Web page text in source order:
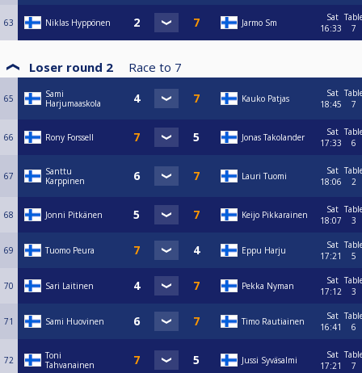
63 Niklas Hyppönen Jarmo Sm
Sat
16:33
7
Loser round 2 Race to 7
65
Sami
Harjumaaskola
Kauko Patjas
Sat
18:45
7
66 Rony Forssell Jonas Takolander
Sat
17:33
6
67
Santtu
Karppinen
Lauri Tuomi
Sat
18:06
2
68 Jonni Pitkänen Keijo Pikkarainen
Sat
18:07
3
69 Tuomo Peura Eppu Harju
Sat
17:21
5
70 Sari Laitinen Pekka Nyman
Sat
17:12
3
71 Sami Huovinen Timo Rautiainen
Sat
16:41
6
72
Toni
Tahvanainen
Jussi Syväsalmi
Sat
17:21
7